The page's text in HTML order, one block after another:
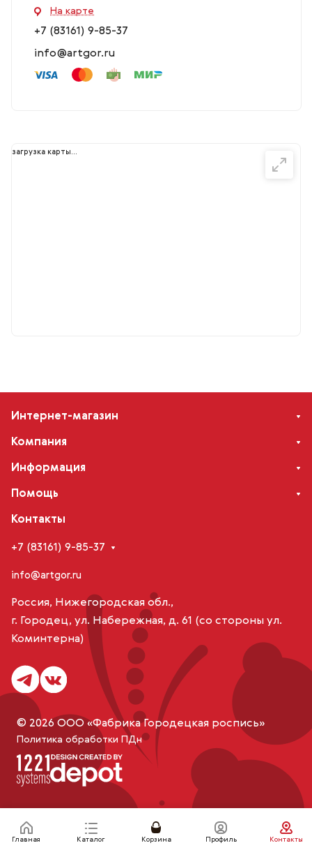
загрузка карты...
На карте
+7 (83161) 9-85-37
info@artgor.ru
Интернет-магазин
Компания
Информация
Помощь
Контакты
+7 (83161) 9-85-37
info@artgor.ru
Россия, Нижегородская обл.,
г. Городец, ул. Набережная, д. 61 (со стороны ул.
Коминтерна)
© 2026 ООО «Фабрика Городецкая роспись»
Политика обработки ПДн
Главная Каталог Корзина Профиль Контакты